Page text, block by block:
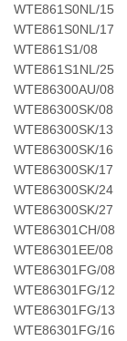
WTE861S0NL/15
WTE861S0NL/17
WTE861S1/08
WTE861S1NL/25
WTE86300AU/08
WTE86300SK/08
WTE86300SK/13
WTE86300SK/16
WTE86300SK/17
WTE86300SK/24
WTE86300SK/27
WTE86301CH/08
WTE86301EE/08
WTE86301FG/08
WTE86301FG/12
WTE86301FG/13
WTE86301FG/16